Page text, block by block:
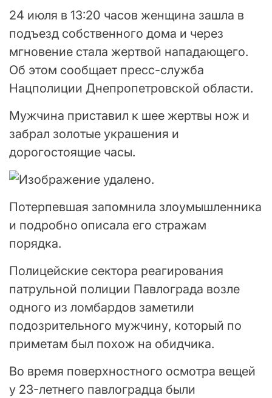
24 июля в 13:20 часов женщина зашла в
подъезд собственного дома и через
мгновение стала жертвой нападающего.
Об этом сообщает пресс-служба
Нацполиции Днепропетровской области.
Мужчина приставил к шее жертвы нож и
забрал золотые украшения и
дорогостоящие часы.
Потерпевшая запомнила злоумышленника
и подробно описала его стражам
порядка.
Полицейские сектора реагирования
патрульной полиции Павлограда возле
одного из ломбардов заметили
подозрительного мужчину, который по
приметам был похож на обидчика.
Во время поверхностного осмотра вещей
у 23-летнего павлоградца были